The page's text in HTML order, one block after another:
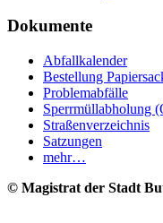
Dokumente
Abfallkalender
Bestellung
Problemabfälle
Sperrmüllabholung
Straßenverzeichnis
Satzungen
mehr…
© Magistrat der Stadt